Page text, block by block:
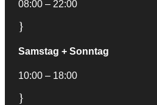
08:00 – 22:00
}
Samstag + Sonntag
10:00 – 18:00
}